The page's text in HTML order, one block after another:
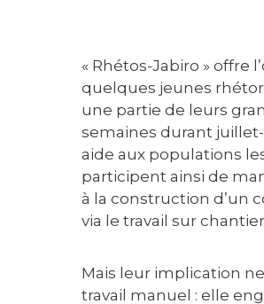
« Rhétos-Jabiro » offre
quelques jeunes
une partie de leurs
semaines durant
aide aux populations
participent ainsi de
à la construction d’un
via le travail sur
Mais leur implication
travail manuel : elle